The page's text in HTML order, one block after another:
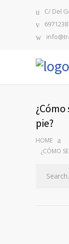
C/ Del
pie?
HOME
¿CÓMO